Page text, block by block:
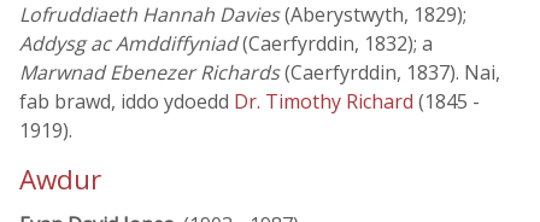
Lofruddiaeth Hannah Davies(Aberystwyth, 1829);
Addysg ac Amddiffyniad(Caerfyrddin, 1832); a
Marwnad Ebenezer Richards(Caerfyrddin, 1837). Nai,
fab brawd, iddo ydoedd Dr. Timothy Richard (1845 -
1919).
Awdur